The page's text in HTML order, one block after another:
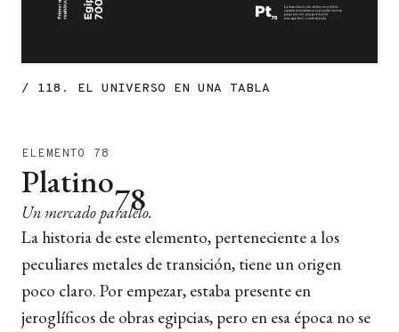
/ 118. EL UNIVERSO EN UNA TABLA
ELEMENTO 78
Platino78
Un mercado paralelo.
La historia de este elemento, perteneciente a los
peculiares metales de transición, tiene un origen
poco claro. Por empezar, estaba presente en
jeroglíficos de obras egipcias, pero en esa época no se